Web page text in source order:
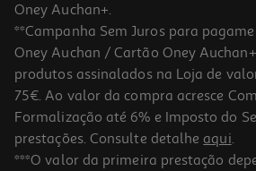
Suplemento Fercare Forte 20caps
Oney Auchan+.
**Campanha Sem Juros para
Oney Auchan / Cartão Oney
produtos assinalados na Loja de
75€. Ao valor da compra acresce
Formalização até 6% e Imposto do
prestações. Consulte detalhe aqui.
***O valor da primeira prestação